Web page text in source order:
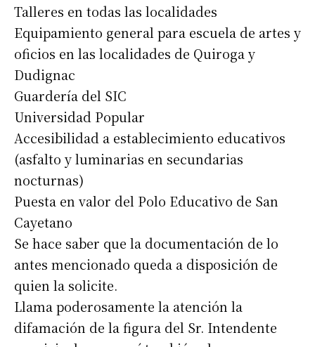
Suscribirme gratis
Talleres en todas las localidades
Equipamiento general para escuela de artes y
oficios en las localidades de Quiroga y
Dudignac
Guardería del SIC
Universidad Popular
Accesibilidad a establecimiento educativos
(asfalto y luminarias en secundarias
nocturnas)
Puesta en valor del Polo Educativo de San
Cayetano
Se hace saber que la documentación de lo
antes mencionado queda a disposición de
quien la solicite.
Llama poderosamente la atención la
difamación de la figura del Sr. Intendente